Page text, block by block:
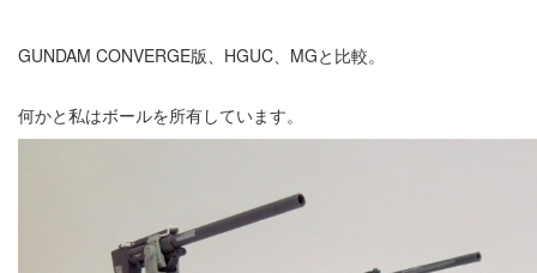
GUNDAM CONVERGE版、HGUC、MGと比較。
何かと私はボールを所有しています。